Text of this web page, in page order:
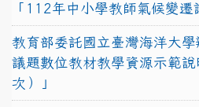
「112年中小學教師氣候變遷
教育部委託國立臺灣海洋大
議題數位教材教學資源示範
次）」